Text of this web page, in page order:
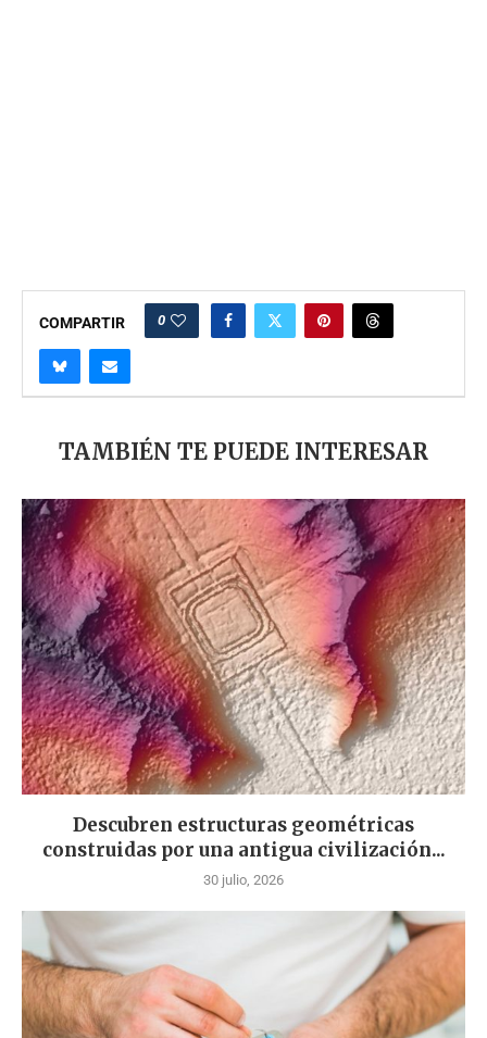
COMPARTIR 0
TAMBIÉN TE PUEDE INTERESAR
Descubren estructuras geométricas
construidas por una antigua civilización...
30 julio, 2026